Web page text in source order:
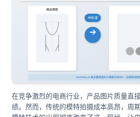
在竞争激烈的电商行业，产品图片质量直
绩。然而，传统的模特拍摄成本高昂，周